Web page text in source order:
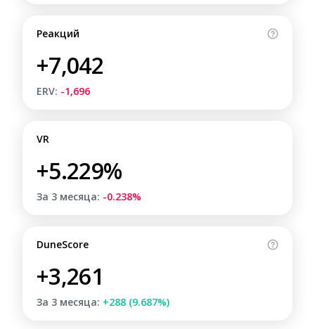
Реакций
+7,042
ERV: -1,696
VR
+5.229%
За 3 месяца: -0.238%
DuneScore
+3,261
За 3 месяца: +288 (9.687%)